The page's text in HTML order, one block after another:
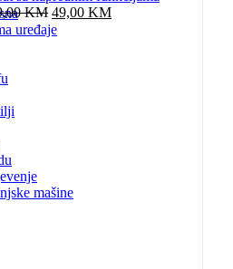
uređaje
mašine
KM Original
price
49,00 KMCurrent